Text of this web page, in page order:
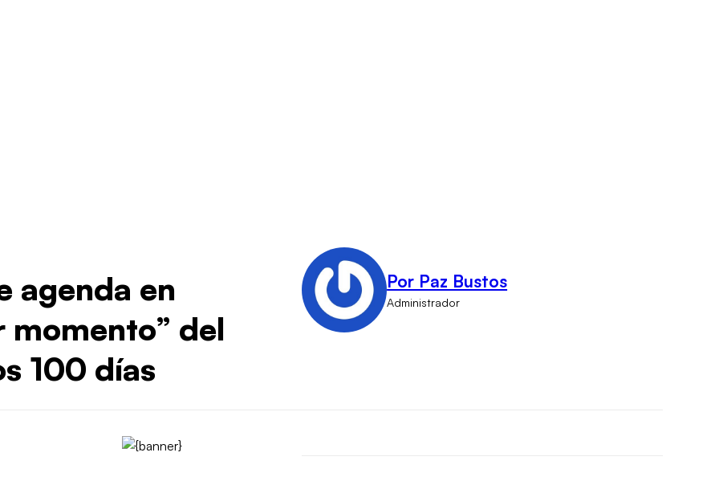
agenda en
momento” del
100 días
Por Paz Bustos
Administrador